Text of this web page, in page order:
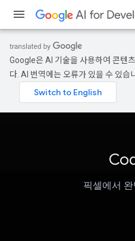
Google은 AI 기술을 사용하여 콘텐
다. AI 번역에는 오류가 있을 수 있습
픽셀에서